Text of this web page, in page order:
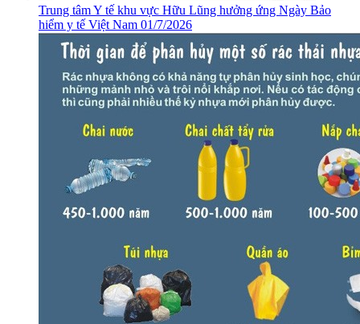
​Trung tâm Y tế khu vực Hữu Lũng hưởng ứng Ngày Bảo
hiểm y tế Việt Nam 01/7/2026